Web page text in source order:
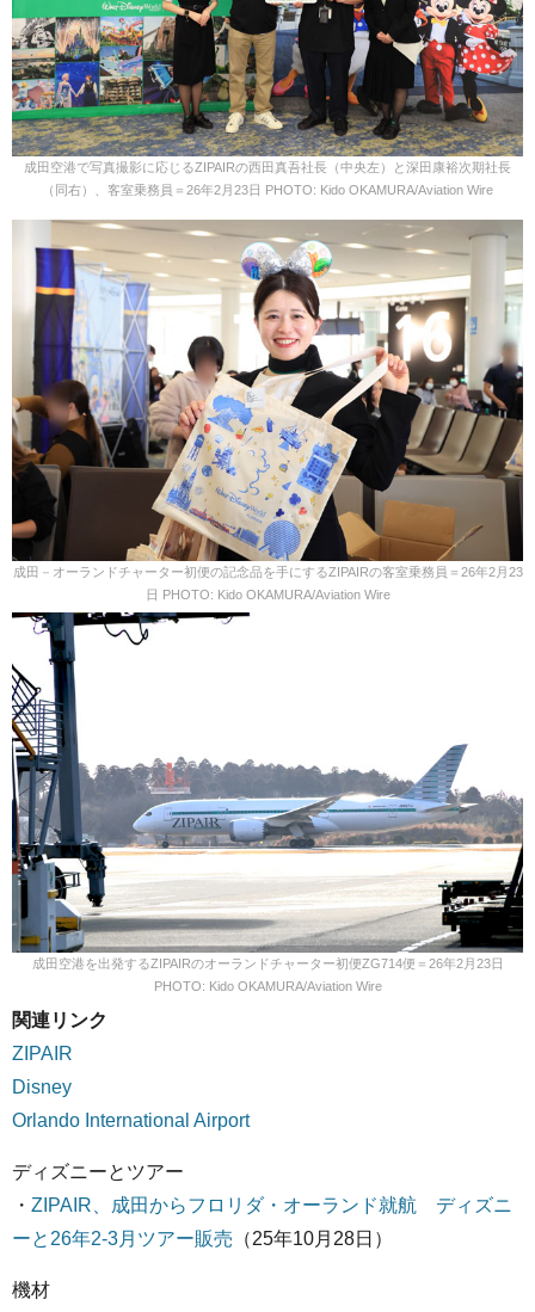
成田空港で写真撮影に応じるZIPAIRの西田真吾社長（中央左）と深田康裕次期社長
（同右）、客室乗務員＝26年2月23日 PHOTO: Kido OKAMURA/Aviation Wire
成田－オーランドチャーター初便の記念品を手にするZIPAIRの客室乗務員＝26年2月23
日 PHOTO: Kido OKAMURA/Aviation Wire
成田空港を出発するZIPAIRのオーランドチャーター初便ZG714便＝26年2月23日
PHOTO: Kido OKAMURA/Aviation Wire
関連リンク
ZIPAIR
Disney
Orlando International Airport
ディズニーとツアー
・ ZIPAIR、成田からフロリダ・オーランド就航 ディズニ
ーと26年2-3月ツアー販売 （25年10月28日）
機材